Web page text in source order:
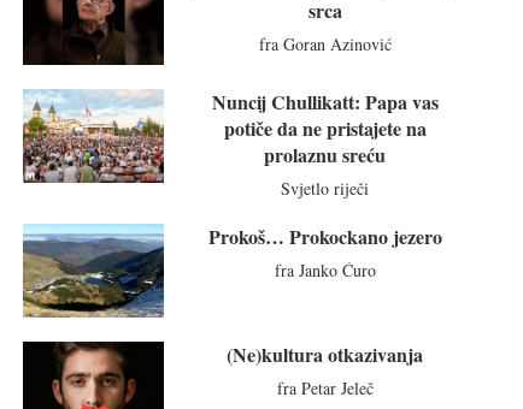
srca
fra Goran Azinović
Nuncij Chullikatt: Papa vas
potiče da ne pristajete na
prolaznu sreću
Svjetlo riječi
Prokoš… Prokockano jezero
fra Janko Ćuro
(Ne)kultura otkazivanja
fra Petar Jeleč